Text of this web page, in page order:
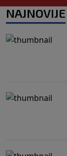
NAJNOVIJE